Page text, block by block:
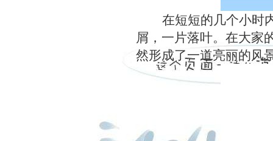
在短短的几个小时
屑，一片落叶。在大家
然形成了一道亮丽的风